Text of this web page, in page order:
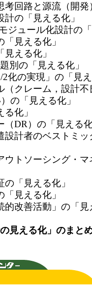
考回路と源流（開
の「見える化」
ジュール化設計の
見える化」
える化」
別の「見える化」
2化の実現」の「見
（クレーム，設計
の「見える化」
化」
（DR）の「見える
設計者のベストミ
ウトソーシング・
「見える化」
見える化」
的改善活動」の「見
見える化」のまと